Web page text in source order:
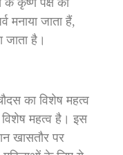
मनाया जाता हैं,
जाता है।
का विशेष महत्व
विशेष महत्व है। इस
खासतौर पर